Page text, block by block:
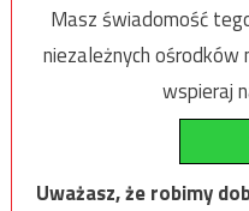
Masz świadomość
niezależnych ośrodków
wspieraj
Uważasz, że robimy